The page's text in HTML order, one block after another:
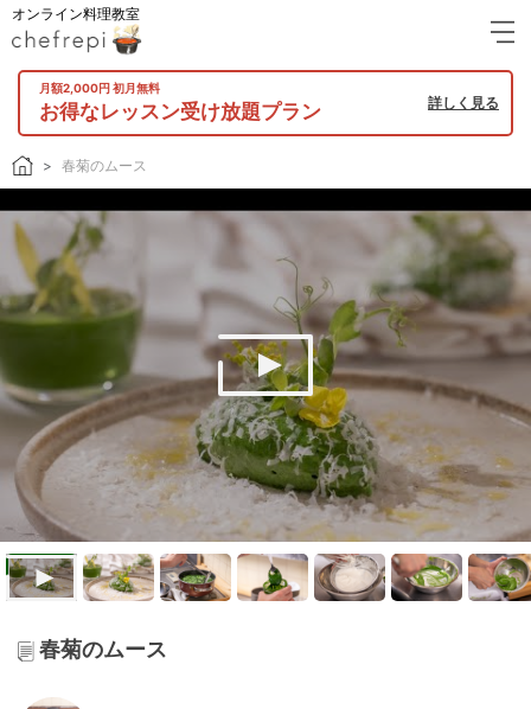
オンライン料理教室
月額2,000円 初月無料
お得なレッスン受け放題プラン 詳しく見る
春菊のムース
春菊のムース